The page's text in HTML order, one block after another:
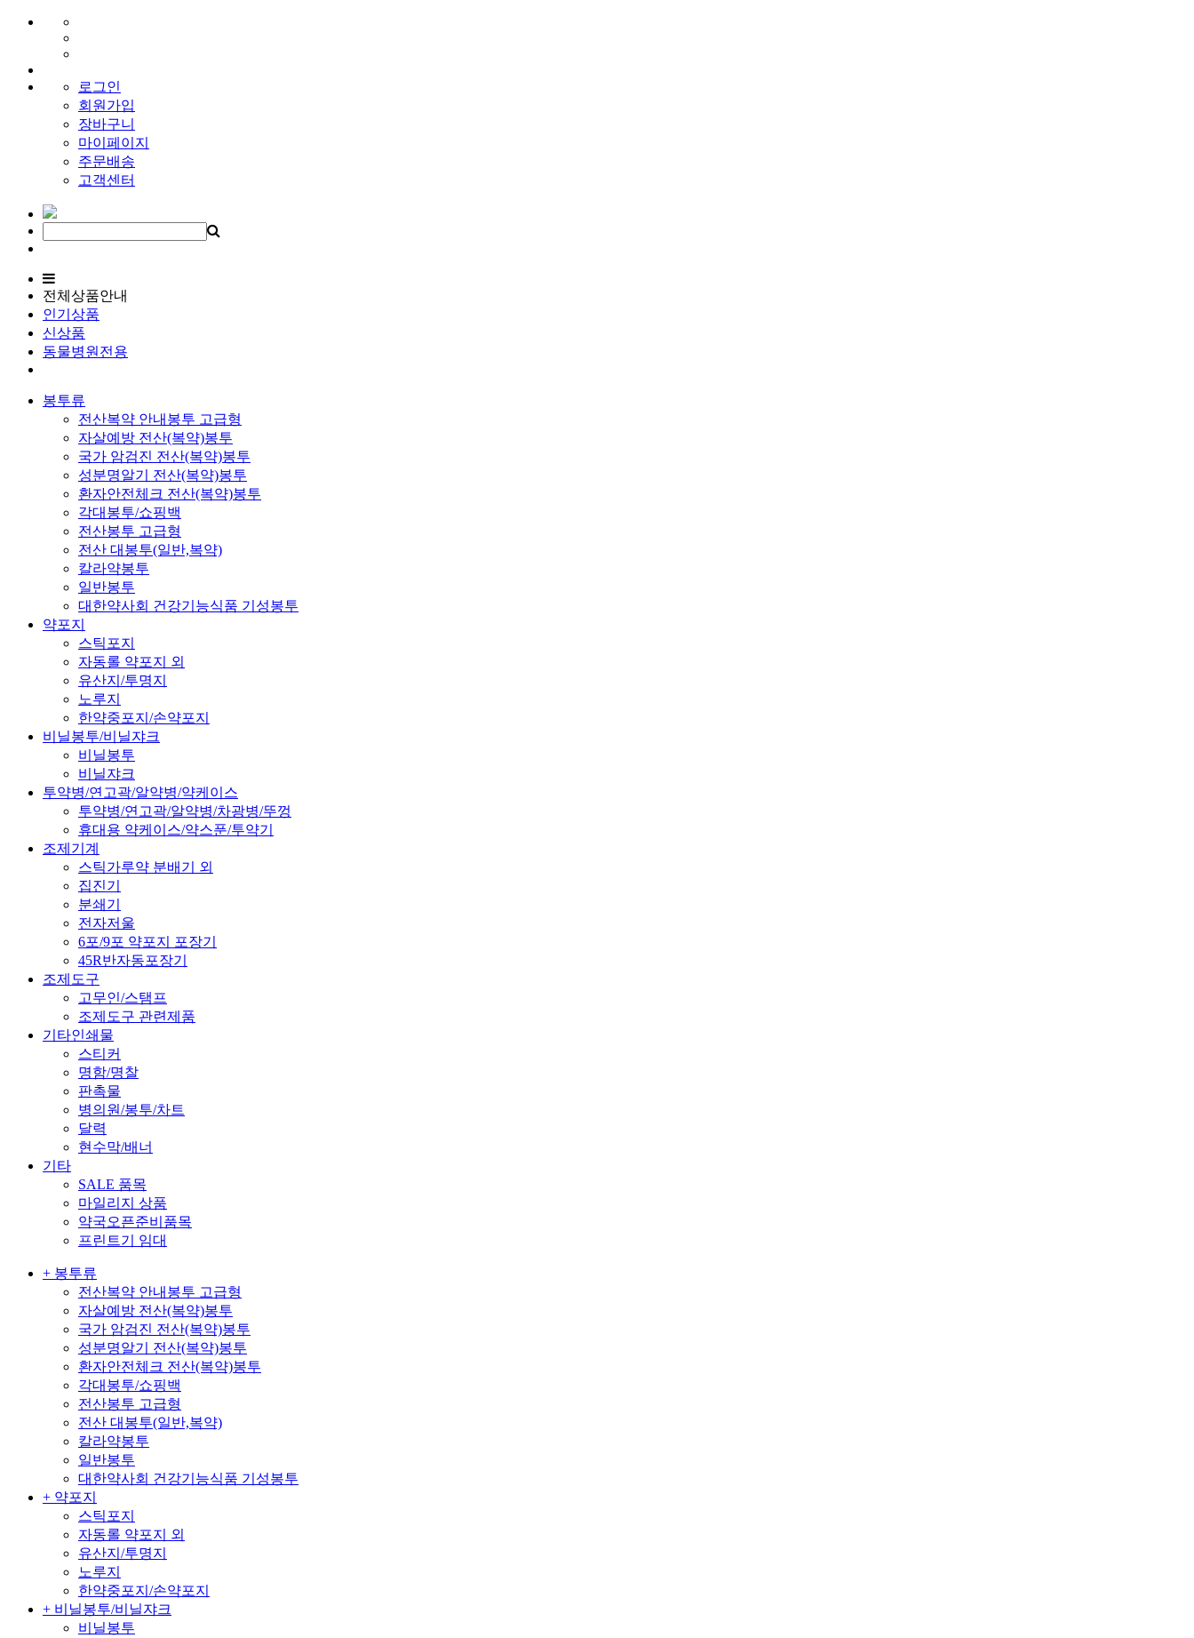
로그인
회원가입
장바구니
마이페이지
주문배송
고객센터
전체상품안내
인기상품
신상품
동물병원전용
봉투류
전산복약 안내봉투 고급형
자살예방 전산(복약)봉투
국가 암검진 전산(복약)봉투
성분명알기 전산(복약)봉투
환자안전체크 전산(복약)봉투
각대봉투/쇼핑백
전산봉투 고급형
전산 대봉투(일반,복약)
칼라약봉투
일반봉투
대한약사회 건강기능식품 기성봉투
약포지
스틱포지
자동롤 약포지 외
유산지/투명지
노루지
한약중포지/손약포지
비닐봉투/비닐쟈크
비닐봉투
비닐쟈크
투약병/연고곽/알약병/약케이스
투약병/연고곽/알약병/차광병/뚜껑
휴대용 약케이스/약스푼/투약기
조제기계
스틱가루약 분배기 외
집진기
분쇄기
전자저울
6포/9포 약포지 포장기
45R반자동포장기
조제도구
고무인/스탬프
조제도구 관련제품
기타인쇄물
스티커
명함/명찰
판촉물
병의원/봉투/차트
달력
현수막/배너
기타
SALE 품목
마일리지 상품
약국오픈준비품목
프린트기 임대
+ 봉투류
전산복약 안내봉투 고급형
자살예방 전산(복약)봉투
국가 암검진 전산(복약)봉투
성분명알기 전산(복약)봉투
환자안전체크 전산(복약)봉투
각대봉투/쇼핑백
전산봉투 고급형
전산 대봉투(일반,복약)
칼라약봉투
일반봉투
대한약사회 건강기능식품 기성봉투
+ 약포지
스틱포지
자동롤 약포지 외
유산지/투명지
노루지
한약중포지/손약포지
+ 비닐봉투/비닐쟈크
비닐봉투